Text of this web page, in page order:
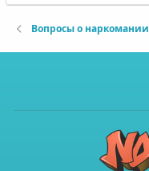
Вопросы о наркомании